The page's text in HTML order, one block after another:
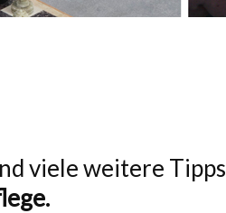
viele weitere Tipps